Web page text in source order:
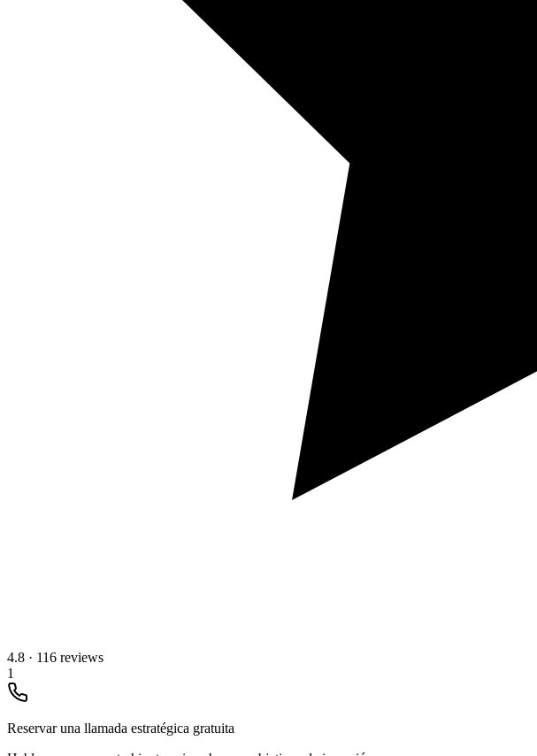
4.8 · 116 reviews
1
Reservar una llamada estratégica gratuita